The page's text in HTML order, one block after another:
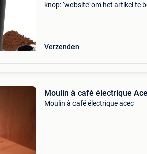
knop: ‘website’ om het artikel te
Verzenden
Moulin à café électrique
Moulin à café électrique acec